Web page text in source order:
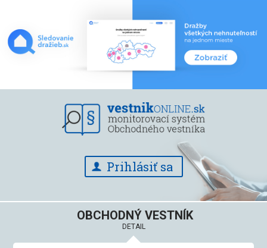
Prihlásiť sa
OBCHODNÝ VESTNÍK
DETAIL